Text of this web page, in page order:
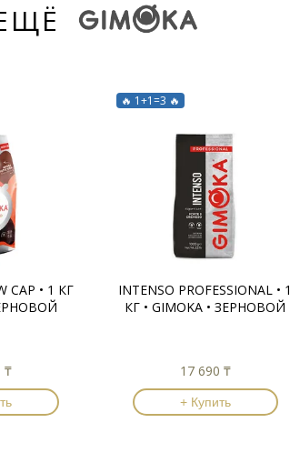
CAP • 1 КГ
₸
🔥 1+1=3 🔥
INTENSO PROFESSIONAL • 1
КГ • GIMOKA • ЗЕРНОВОЙ
17 690 ₸
+ Купить